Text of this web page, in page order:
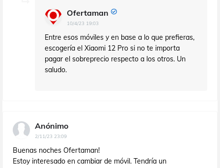
Ofertaman
10/4/23 19:03
Entre esos móviles y en base a lo que prefieras,
escogería el Xiaomi 12 Pro si no te importa
pagar el sobreprecio respecto a los otros. Un
saludo.
Anónimo
2/11/23 23:09
Buenas noches Ofertaman!
Estoy interesado en cambiar de móvil. Tendría un